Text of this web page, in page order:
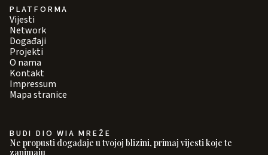
PLATFORMA
Vijesti
Network
Događaji
Projekti
O nama
Kontakt
Impressum
Mapa stranice
BUDI DIO WIA MREŽE
Ne propusti događaje u tvojoj blizini, primaj vijesti koje te
zanimaju